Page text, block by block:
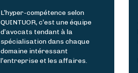
L’hyper-compétence selon
QUINTUOR, c’est une équipe
d’avocats tendant à la
spécialisation dans chaque
domaine intéressant
l’entreprise et les affaires.